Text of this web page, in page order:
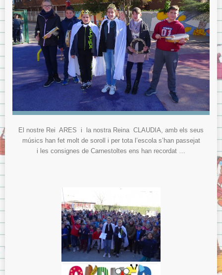
El nostre Rei ARES i la nostra Reina CLAUDIA, amb els seus
músics han fet molt de soroll i per tota l’escola s’han passejat
i les consignes de Carnestoltes ens han recordat …